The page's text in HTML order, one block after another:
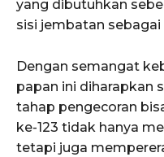
yang dibutuhkan
sisi jembatan sebagai
Dengan semangat
papan ini diharapkan
tahap pengecoran
ke-123 tidak hanya
tetapi juga